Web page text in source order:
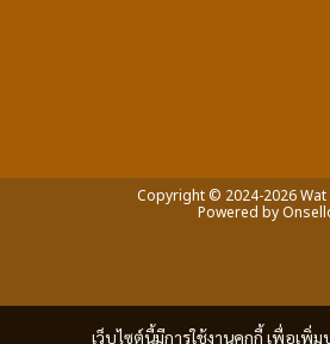
เว็บไซต์นี้มีการใช้งานคุกกี้ เพื่อเพิ่
Copyright © 2024-2026 Wat
Powered by